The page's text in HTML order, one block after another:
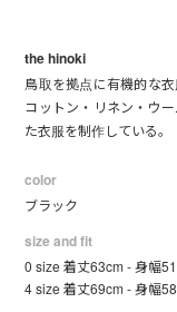
the hinoki
鳥取を拠点に有機的な
コットン・リネン・ウ
た衣服を制作している。
color
ブラック
size and fit
0 size 着丈63cm - 身幅
4 size 着丈69cm - 身幅